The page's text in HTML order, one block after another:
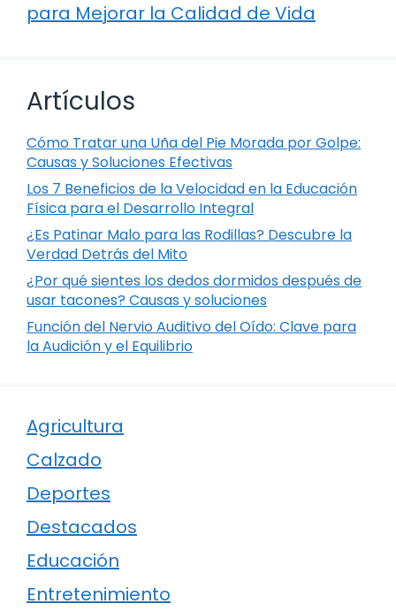
para Mejorar la Calidad de Vida
Artículos
Cómo Tratar una Uña del Pie Morada por Golpe:
Causas y Soluciones Efectivas
Los 7 Beneficios de la Velocidad en la Educación
Física para el Desarrollo Integral
¿Es Patinar Malo para las Rodillas? Descubre la
Verdad Detrás del Mito
¿Por qué sientes los dedos dormidos después de
usar tacones? Causas y soluciones
Función del Nervio Auditivo del Oído: Clave para
la Audición y el Equilibrio
Agricultura
Calzado
Deportes
Destacados
Educación
Entretenimiento